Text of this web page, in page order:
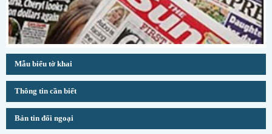
Mẫu biểu tờ khai
Thông tin cần biết
Bản tin đối ngoại